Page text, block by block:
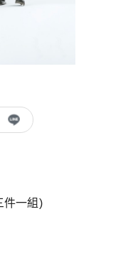
件一組)